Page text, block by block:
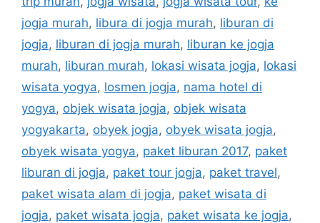
jogja murah, libura di jogja murah, liburan di
jogja, liburan di jogja murah, liburan ke jogja
murah, liburan murah, lokasi wisata jogja, lokasi
wisata yogya, losmen jogja, nama hotel di
yogya, objek wisata jogja, objek wisata
yogyakarta, obyek jogja, obyek wisata jogja,
obyek wisata yogya, paket liburan 2017, paket
liburan di jogja, paket tour jogja, paket travel,
paket wisata alam di jogja, paket wisata di
jogja, paket wisata jogja, paket wisata ke jogja,